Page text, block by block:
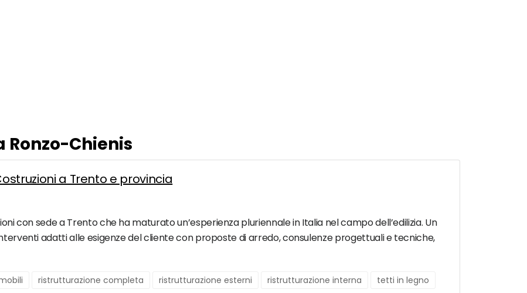
Ronzo-Chienis
a Trento e provincia
con sede a Trento che ha maturato un’esperienza pluriennale in Italia nel campo dell’edilizia. Un
adatti alle esigenze del cliente con proposte di arredo, consulenze progettuali e tecniche,
ristrutturazione completa ristrutturazione esterni ristrutturazione interna
tetti in legno